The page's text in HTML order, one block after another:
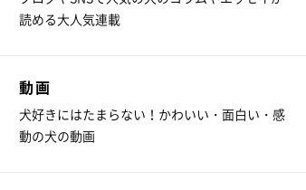
読める大人気連載
動画
犬好きにはたまらない！かわいい・面白い・感
動の犬の動画